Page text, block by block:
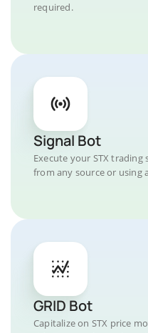
required.
Signal Bot
Execute your STX
from any source or using
GRID Bot
Capitalize on STX price